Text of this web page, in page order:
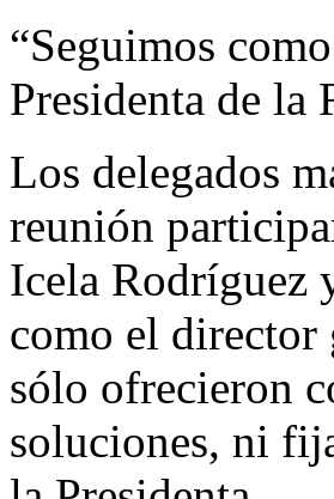
“Seguimos
Presidenta de la
Los delegados
reunión
Icela Rodríguez
como el director
sólo ofrecieron
soluciones, ni